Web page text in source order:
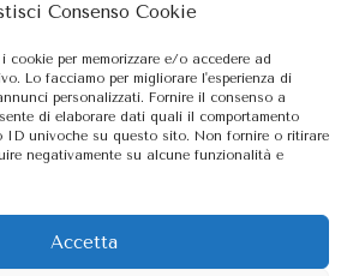
Consenso Cookie
cookie per memorizzare e/o accedere ad
Lo facciamo per migliorare l'esperienza di
personalizzati. Fornire il consenso a
di elaborare dati quali il comportamento
ID univoche su questo sito. Non fornire o ritirare
negativamente su alcune funzionalità e
Accetta